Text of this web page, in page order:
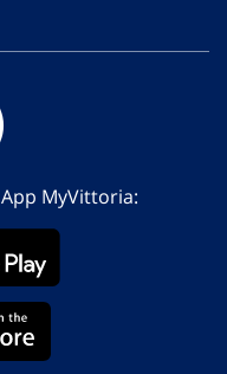
MyVittoria: